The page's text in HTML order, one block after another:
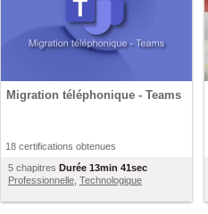
Migration téléphonique - Teams
18 certifications obtenues
5 chapitres Durée 13min 41sec
Professionnelle, Technologique